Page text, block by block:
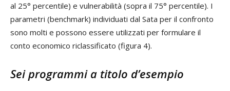
al 25° percentile) e vulnerabilità (sopra il 75° percentile). I
parametri (benchmark) individuati dal Sata per il confronto
sono molti e possono essere utilizzati per formulare il
conto economico riclassificato (figura 4).
Sei programmi a titolo d’esempio